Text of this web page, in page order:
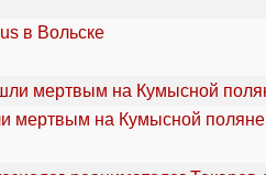
в Вольске
мертвым на Кумысной поляне